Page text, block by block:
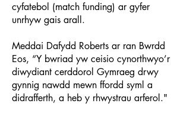
cyfatebol (match funding) ar gyfer
unrhyw gais arall.
Meddai Dafydd Roberts ar ran Bwrdd
Eos, “Y bwriad yw ceisio cynorthwyo’r
diwydiant cerddorol Gymraeg drwy
gynnig nawdd mewn ffordd syml a
didrafferth, a heb y rhwystrau arferol."